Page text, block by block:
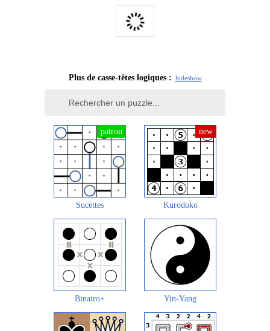
Plus de casse-têtes logiques : hideshow
Sucettes Kurodoko
Binairo+ Yin-Yang